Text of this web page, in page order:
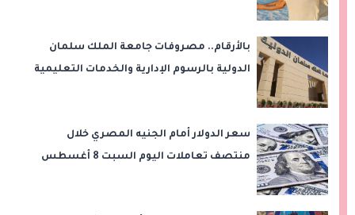
بالأرقام.. مصروفات جامعة الملك سلمان
الدولية بالرسوم الإدارية والخدمات التعليمية
سعر الدولار أمام الجنيه المصري خلال
منتصف تعاملات اليوم السبت 8 أغسطس